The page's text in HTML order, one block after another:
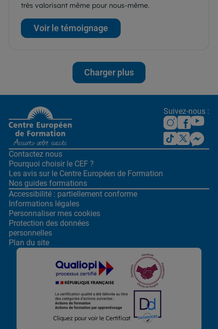
très valorisant même pour nous-même.
Voir le témoignage
Charger plus
Suivez-nous :
Cliquez pour voir le Certificat
Contactez nous
Pourquoi choisir le CEF ?
Les avis sur le Centre Européen de Formation
Nos guides formations
Accessibilité : partiellement conforme
Informations légales
Personnaliser mes cookies
Protection des données
personnelles
Plan du site
Lors de la navigation sur notre site, nous recueillons et traitons
des données vous concernant qui nous permettent de vous